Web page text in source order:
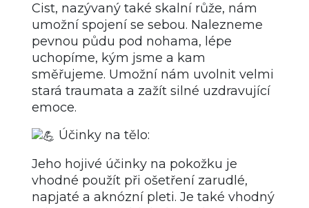
Cist, nazývaný také skalní růže, nám
umožní spojení se sebou. Nalezneme
pevnou půdu pod nohama, lépe
uchopíme, kým jsme a kam
směřujeme. Umožní nám uvolnit velmi
stará traumata a zažít silné uzdravující
emoce.
Účinky na tělo:
Jeho hojivé účinky na pokožku je
vhodné použít při ošetření zarudlé,
napjaté a aknózní pleti. Je také vhodný